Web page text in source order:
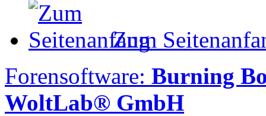
Zum
Forensoftware: Burning
WoltLab® GmbH